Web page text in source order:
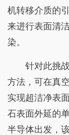
机转移介质的
来进行表面清
染。
针对此挑
方法，可在真
实现超洁净表
石表面外延的
半导体出发，